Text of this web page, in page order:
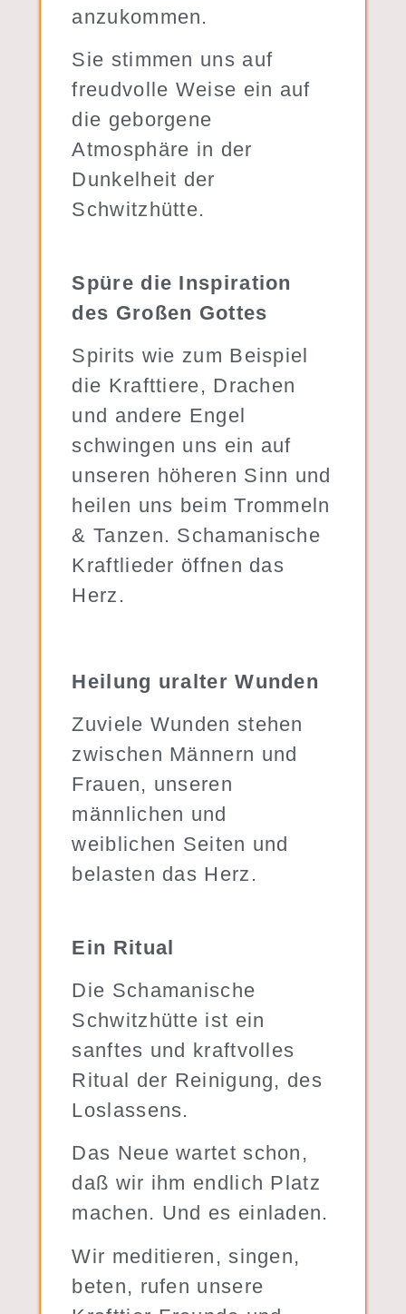
anzukommen.
Sie stimmen uns auf
freudvolle Weise ein auf
die geborgene
Atmosphäre in der
Dunkelheit der
Schwitzhütte.
Spüre die Inspiration
des Großen Gottes
Spirits wie zum Beispiel
die Krafttiere, Drachen
und andere Engel
schwingen uns ein auf
unseren höheren Sinn und
heilen uns beim Trommeln
& Tanzen. Schamanische
Kraftlieder öffnen das
Herz.
Heilung uralter Wunden
Zuviele Wunden stehen
zwischen Männern und
Frauen, unseren
männlichen und
weiblichen Seiten und
belasten das Herz.
Ein Ritual
Die Schamanische
Schwitzhütte ist ein
sanftes und kraftvolles
Ritual der Reinigung, des
Loslassens.
Das Neue wartet schon,
daß wir ihm endlich Platz
machen. Und es einladen.
Wir meditieren, singen,
beten, rufen unsere